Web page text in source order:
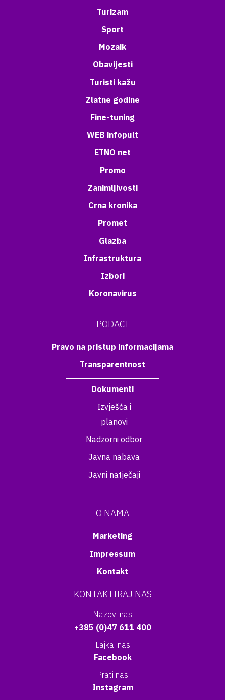
Turizam
Sport
Mozaik
Obavijesti
Turisti kažu
Zlatne godine
Fine-tuning
WEB infopult
ETNO net
Promo
Zanimljivosti
Crna kronika
Promet
Glazba
Infrastruktura
Izbori
Koronavirus
PODACI
Pravo na pristup informacijama
Transparentnost
Dokumenti
Izvješća i
planovi
Nadzorni odbor
Javna nabava
Javni natječaji
O NAMA
Marketing
Impressum
Kontakt
KONTAKTIRAJ NAS
Nazovi nas
+385 (0)47 611 400
Lajkaj nas
Facebook
Prati nas
Instagram